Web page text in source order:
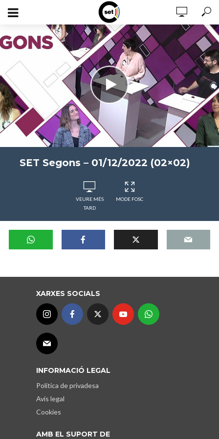
SET Segons – 01/12/2022 (02×02)
VEURE MÉS
TARD
MODE FOSC
XARXES SOCIALS
INFORMACIÓ LEGAL
Política de privadesa
Avís legal
Cookies
AMB EL SUPORT DE